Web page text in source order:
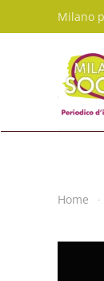
Skip to
Milano
Home